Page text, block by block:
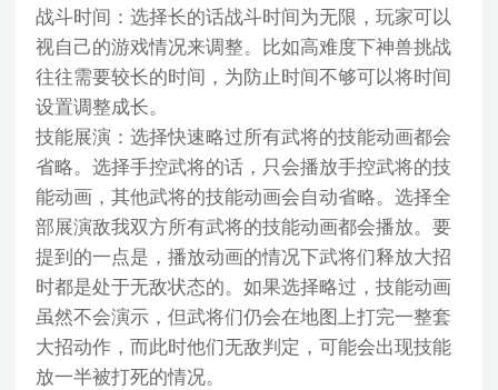
战斗时间：选择长的话战斗时间为无限，玩家可以
视自己的游戏情况来调整。比如高难度下神兽挑战
往往需要较长的时间，为防止时间不够可以将时间
设置调整成长。
技能展演：选择快速略过所有武将的技能动画都会
省略。选择手控武将的话，只会播放手控武将的技
能动画，其他武将的技能动画会自动省略。选择全
部展演敌我双方所有武将的技能动画都会播放。要
提到的一点是，播放动画的情况下武将们释放大招
时都是处于无敌状态的。如果选择略过，技能动画
虽然不会演示，但武将们仍会在地图上打完一整套
大招动作，而此时他们无敌判定，可能会出现技能
放一半被打死的情况。